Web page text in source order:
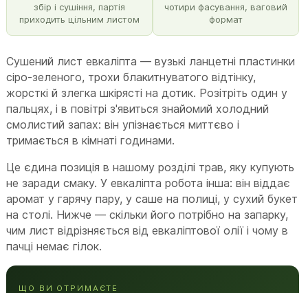
збір і сушіння, партія
приходить цільним листом
чотири фасування, ваговий
формат
Сушений лист евкаліпта — вузькі ланцетні пластинки
сіро-зеленого, трохи блакитнуватого відтінку,
жорсткі й злегка шкірясті на дотик. Розітріть один у
пальцях, і в повітрі з'явиться знайомий холодний
смолистий запах: він упізнається миттєво і
тримається в кімнаті годинами.
Це єдина позиція в нашому розділі трав, яку купують
не заради смаку. У евкаліпта робота інша: він віддає
аромат у гарячу пару, у саше на полиці, у сухий букет
на столі. Нижче — скільки його потрібно на запарку,
чим лист відрізняється від евкаліптової олії і чому в
пачці немає гілок.
ЩО ВИ ОТРИМАЄТЕ